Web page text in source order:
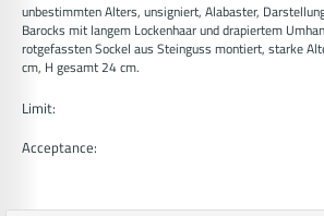
unbestimmten Alters, unsigniert, Alabaster,
Barocks mit langem Lockenhaar und drapiertem
rotgefassten Sockel aus Steinguss montiert, starke
cm, H gesamt 24 cm.
Limit:
Acceptance: